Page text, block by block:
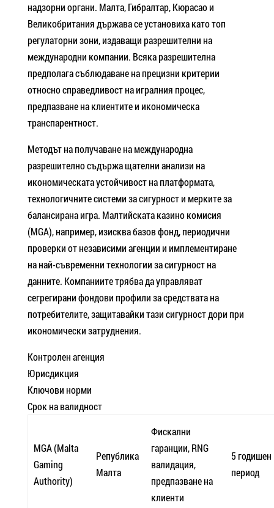
надзорни органи. Малта, Гибралтар, Кюрасао и
Великобритания държава се установиха като топ
регулаторни зони, издаващи разрешителни на
международни компании. Всяка разрешителна
предполага съблюдаване на прецизни критерии
относно справедливост на игралния процес,
предпазване на клиентите и икономическа
транспарентност.
Методът на получаване на международна
разрешително съдържа щателни анализи на
икономическата устойчивост на платформата,
технологичните системи за сигурност и мерките за
балансирана игра. Малтийската казино комисия
(MGA), например, изисква базов фонд, периодични
проверки от независими агенции и имплементиране
на най-съвременни технологии за сигурност на
данните. Компаниите трябва да управляват
сегрегирани фондови профили за средствата на
потребителите, защитавайки тази сигурност дори при
икономически затруднения.
Контролен агенция
Юрисдикция
Ключови норми
Срок на валидност
MGA (Malta
Gaming
Authority)
Република
Малта
Фискални
гаранции, RNG
валидация,
предпазване на
клиенти
5 годишен
период